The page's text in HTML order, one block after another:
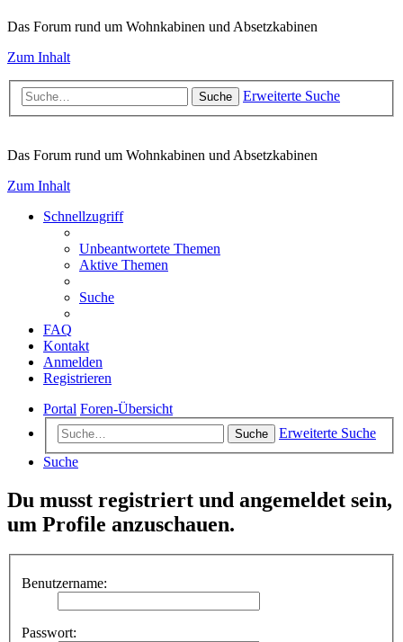
Das Forum rund um Wohnkabinen und Absetzkabinen
Zum Inhalt
Suche Erweiterte Suche
Das Forum rund um Wohnkabinen und Absetzkabinen
Zum Inhalt
Schnellzugriff
Unbeantwortete Themen
Aktive Themen
Suche
FAQ
Kontakt
Anmelden
Registrieren
Portal Foren-Übersicht
Suche
Erweiterte Suche
Suche
Du musst registriert und angemeldet sein,
um Profile anzuschauen.
Benutzername:
Passwort: